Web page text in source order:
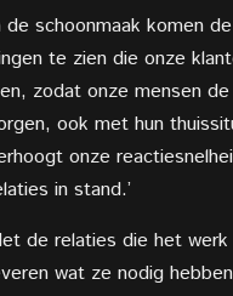
de schoonmaak komen
te zien die onze
zodat onze mensen
ook met hun
onze
in stand.’
de relaties die het
wat ze nodig